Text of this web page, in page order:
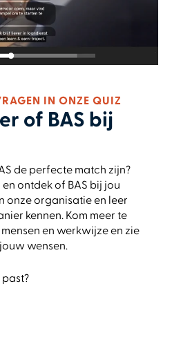
IN ONZE QUIZ
of BAS bij
de perfecte match zijn?
ontdek of BAS bij jou
onze organisatie en leer
kennen. Kom meer te
en werkwijze en zie
wensen.